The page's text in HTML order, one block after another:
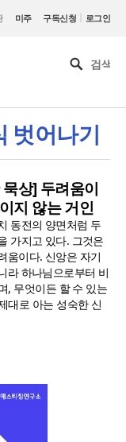
미주 구독신청 | 로그인
벗어나기
상] 두려움이
지 않는 거인
동전의 양면처럼 두
가지고 있다. 그것은
움이다. 신앙은 자기
라 하나님으로부터 비
, 무엇이든 할 수 있는
대로 아는 성숙한 신